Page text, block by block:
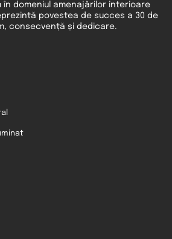
în domeniul amenajărilor interioare
povestea de succes a 30 de
consecvență și dedicare.